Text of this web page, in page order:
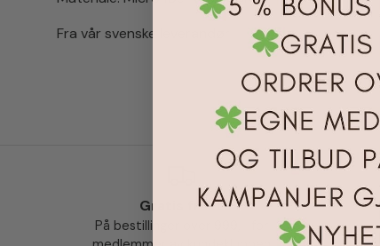
Fra vår svenske leverandør
Gratis frakt
På bestillinger over 999,- for